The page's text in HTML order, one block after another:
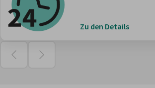
Zu den Details